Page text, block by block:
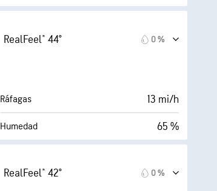
Nubosidad
Visibilidad 10 mi
RealFeel® 44° 0 %
Ráfagas 13 mi/h
Humedad 65 %
Nubosidad
Visibilidad 10 mi
RealFeel® 42° 0 %